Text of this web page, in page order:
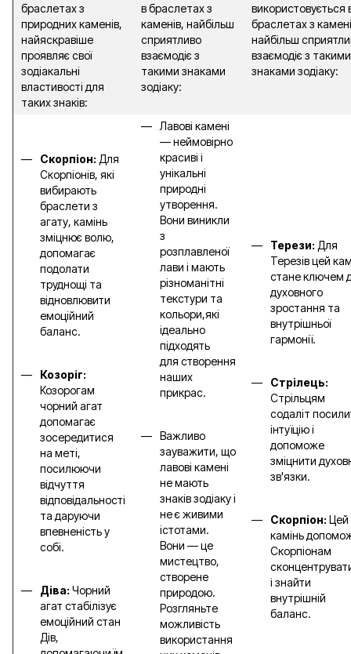
браслетах з
природних каменів,
найяскравіше
проявляє свої
зодіакальні
властивості для
таких знаків:
в браслетах з
каменів, найбільш
сприятливо
взаємодіє з
такими знаками
зодіаку:
використовується
браслетах з
найбільш
взаємодіє з такими
знаками зодіаку:
Скорпіон: Для
Скорпіонів, які
вибирають
браслети з
агату, камінь
зміцнює волю,
допомагає
подолати
труднощі та
відновлювити
емоційний
баланс.
Козоріг:
Козорогам
чорний агат
допомагає
зосередитися
на меті,
посилюючи
відчуття
відповідальності
та даруючи
впевненість у
собі.
Діва: Чорний
агат стабілізує
емоційний стан
Дів,
Лавові камені
— неймовірно
красиві і
унікальні
природні
утворення.
Вони виникли
з
розплавленої
лави і мають
різноманітні
текстури та
кольори,які
ідеально
підходять
для створення
наших
прикрас.
Важливо
зауважити, що
лавові камені
не мають
знаків зодіаку і
не є живими
істотами.
Вони — це
мистецтво,
створене
природою.
Розгляньте
можливість
використання
Терези: Для
Терезів цей
стане ключем
духовного
зростання та
внутрішньої
гармонії.
Стрілець:
Стрільцям
содаліт
інтуїцію і
допоможе
зміцнити
зв'язки.
Скорпіон: Цей
камінь
Скорпіонам
і знайти
внутрішній
баланс.